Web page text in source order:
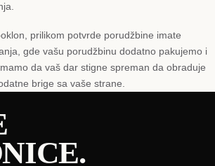
prilikom potvrde porudžbine imate
gde vašu porudžbinu dodatno pakujemo i
da vaš dar stigne spreman da obraduje
brige sa vaše strane.